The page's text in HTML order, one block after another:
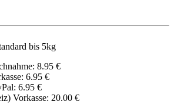
bis 5kg
8.95 €
6.95 €
6.95 €
Vorkasse: 20.00 €